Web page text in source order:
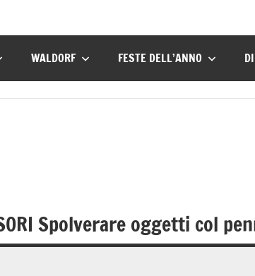
WALDORF FESTE DELL’ANNO
Spolverare oggetti col